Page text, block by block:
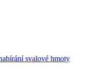
svalové hmoty